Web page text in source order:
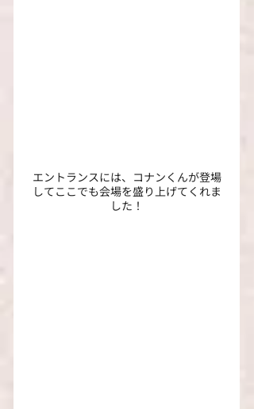
エントランスには、コナンくんが登場
してここでも会場を盛り上げてくれま
した！